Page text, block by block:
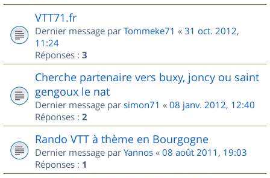
VTT71.fr
Dernier message par Tommeke71 « 31 oct. 2012,
11:24
Réponses : 3
Cherche partenaire vers buxy, joncy ou saint
gengoux le nat
Dernier message par simon71 « 08 janv. 2012, 12:40
Réponses : 2
Rando VTT à thème en Bourgogne
Dernier message par Yannos « 08 août 2011, 19:03
Réponses : 1